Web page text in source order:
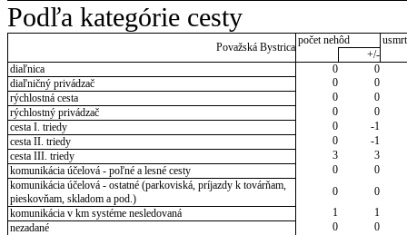
Podľa kategórie cesty
Považská Bystrica
počet nehôd
+/-
diaľnica
0
0
diaľničný privádzač
0
0
rýchlostná cesta
0
0
rýchlostný privádzač
0
0
cesta I. triedy
0
-1
cesta II. triedy
0
-1
cesta III. triedy
3
3
komunikácia účelová - poľné a lesné cesty
0
0
komunikácia účelová - ostatné (parkoviská, príjazdy k továrňam,
pieskovňam, skladom a pod.)
0
0
komunikácia v km systéme nesledovaná
1
1
nezadané
0 0